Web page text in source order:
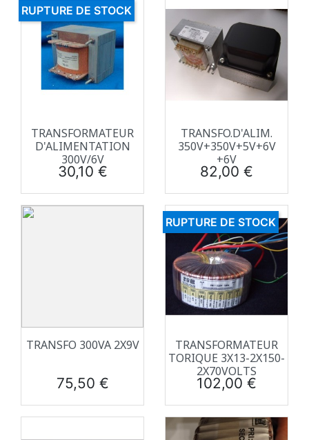
TRANSFORMATEUR
D'ALIMENTATION
300V/6V
Prix
30,10 €
RUPTURE DE STOCK
TRANSFO.D'ALIM.
350V+350V+5V+6V
+6V
Prix
82,00 €
TRANSFO 300VA 2X9V
Prix
75,50 €
TRANSFORMATEUR
TORIQUE 3X13-2X150-
2X70VOLTS
Prix
102,00 €
RUPTURE DE STOCK